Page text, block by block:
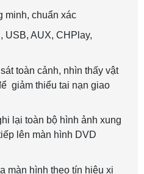
minh, chuẩn xác
USB, AUX, CHPlay,
toàn cảnh, nhìn thấy vật
giảm thiểu tai nạn giao
lại toàn bộ hình ảnh xung
lên màn hình DVD
màn hình theo tín hiệu xi